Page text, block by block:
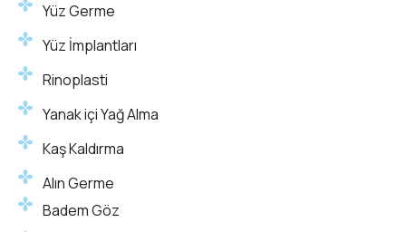
Yüz Germe
Yüz İmplantları
Rinoplasti
Yanak içi Yağ Alma
Kaş Kaldırma
Alın Germe
Badem Göz